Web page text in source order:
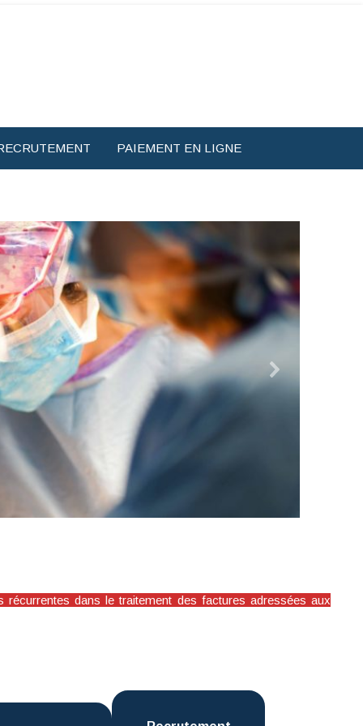
PAIEMENT EN LIGNE
Imagerie
+
récurrentes dans le traitement des factures adressées aux